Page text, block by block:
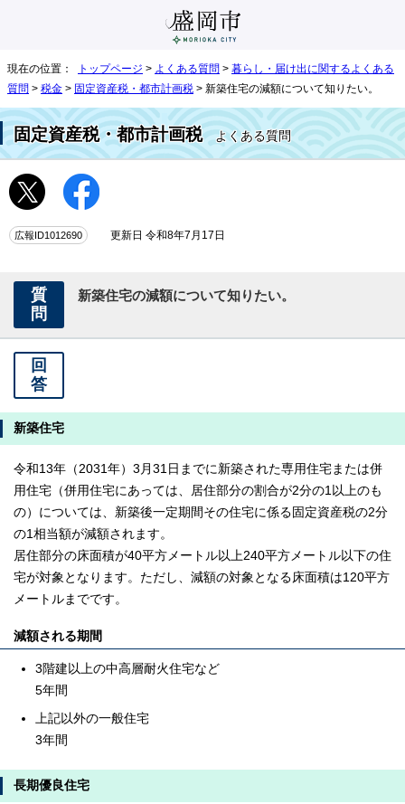
現在の位置： トップページ > よくある質問 > 暮らし・届け出に関するよくある
質問 > 税金 > 固定資産税・都市計画税 > 新築住宅の減額について知りたい。
固定資産税・都市計画税よくある質問
広報ID1012690 更新日 令和8年7月17日
質
問
新築住宅の減額について知りたい。
回
答
新築住宅
令和13年（2031年）3月31日までに新築された専用住宅または併
用住宅（併用住宅にあっては、居住部分の割合が2分の1以上のも
の）については、新築後一定期間その住宅に係る固定資産税の2分
の1相当額が減額されます。
居住部分の床面積が40平方メートル以上240平方メートル以下の住
宅が対象となります。ただし、減額の対象となる床面積は120平方
メートルまでです。
減額される期間
3階建以上の中高層耐火住宅など
5年間
上記以外の一般住宅
3年間
長期優良住宅